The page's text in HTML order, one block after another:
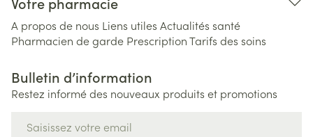
A propos de nous Liens utiles Actualités santé
Pharmacien de garde PrescriptionTarifs des soins
Bulletin d’information
Restez informé des nouveaux produits et promotions